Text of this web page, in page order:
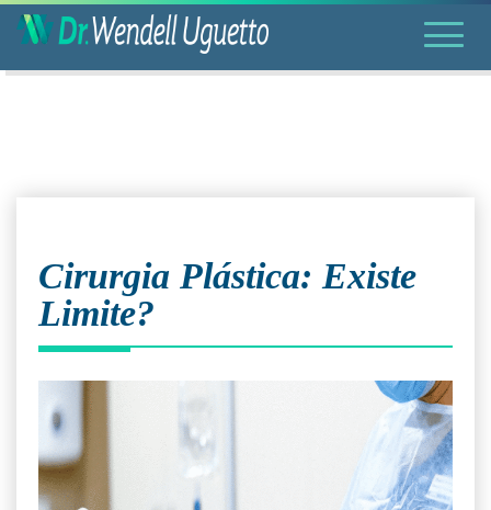
Cirurgia Plástica: Existe
Limite?